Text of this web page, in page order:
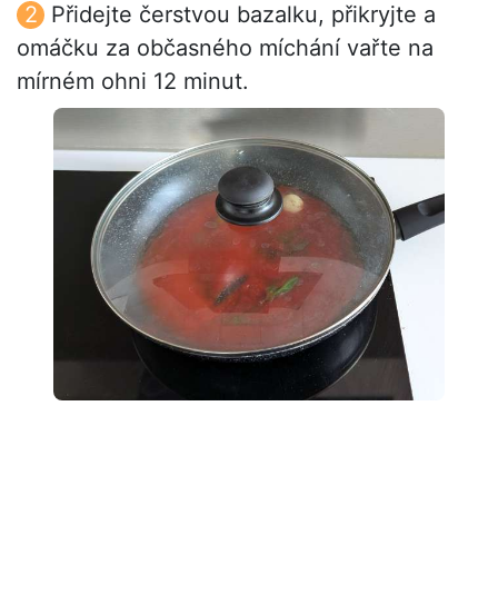
Přidejte čerstvou bazalku, přikryjte a
omáčku za občasného míchání vařte na
mírném ohni 12 minut.